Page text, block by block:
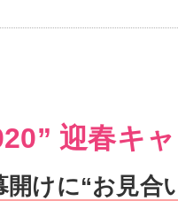
迎春キ
開けに“お見合